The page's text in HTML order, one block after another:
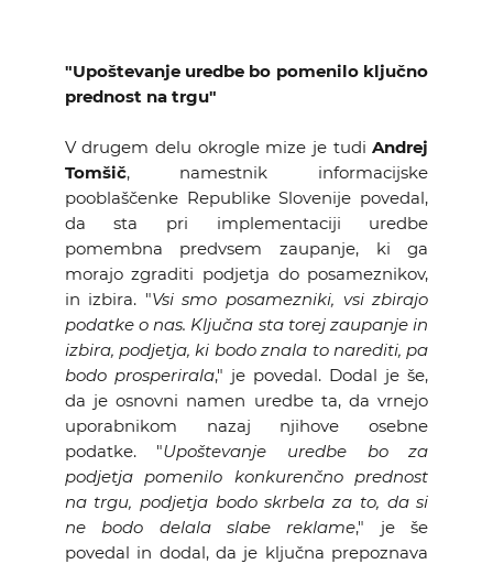
"Upoštevanje uredbe bo pomenilo ključno
prednost na trgu"
V drugem delu okrogle mize je tudiAndrej
Tomšič, namestnik informacijske
pooblaščenke Republike Slovenije povedal,
da sta pri implementaciji uredbe
pomembna predvsem zaupanje, ki ga
morajo zgraditi podjetja do posameznikov,
in izbira. "Vsi smo posamezniki, vsi zbirajo
podatke o nas. Ključna sta torej zaupanje in
izbira, podjetja, ki bodo znala to narediti, pa
bodo prosperirala," je povedal. Dodal je še,
da je osnovni namen uredbe ta, da vrnejo
uporabnikom nazaj njihove osebne
podatke. "Upoštevanje uredbe bo za
podjetja pomenilo konkurenčno prednost
na trgu, podjetja bodo skrbela za to, da si
ne bodo delala slabe reklame," je še
povedal in dodal, da je ključna prepoznava